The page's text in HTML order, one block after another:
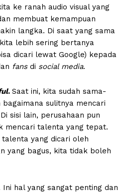
ke ranah audio visual yang
membuat kemampuan
langka. Di saat yang sama
lebih sering bertanya
dicari lewat Google) kepada
fansdi social media.
. Saat ini, kita sudah sama-
sulitnya mencari
sisi lain, perusahaan pun
mencari talenta yang tepat.
yang dicari oleh
yang bagus, kita tidak boleh
Ini hal yang sangat penting dan